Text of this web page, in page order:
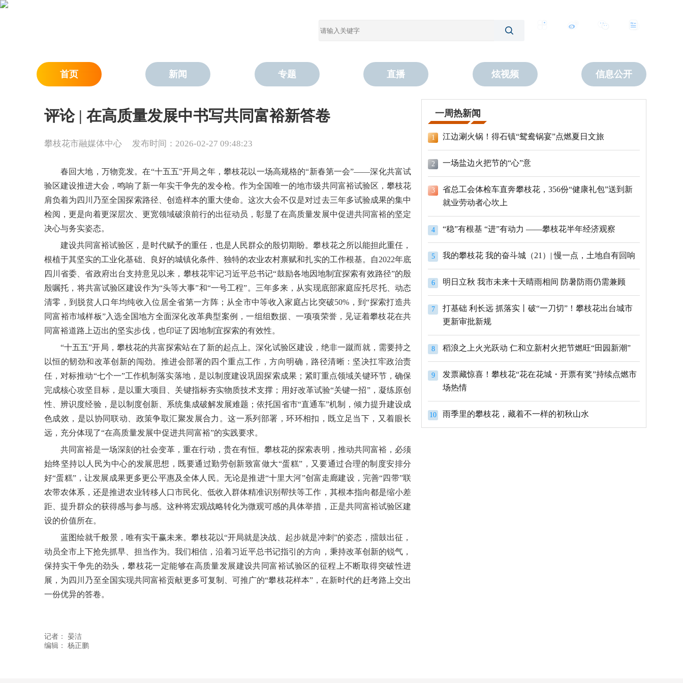
首页 新闻 专题 直播 炫视频 信息公开
评论 | 在高质量发展中书写共同富裕新答卷
攀枝花市融媒体中心 发布时间：2026-02-27 09:48:23
春回大地，万物竞发。在“十五五”开局之年，攀枝花以一场高规格的“新春第一会”——深化共富试
验区建设推进大会，鸣响了新一年实干争先的发令枪。作为全国唯一的地市级共同富裕试验区，攀枝花
肩负着为四川乃至全国探索路径、创造样本的重大使命。这次大会不仅是对过去三年多试验成果的集中
检阅，更是向着更深层次、更宽领域破浪前行的出征动员，彰显了在高质量发展中促进共同富裕的坚定
决心与务实姿态。
建设共同富裕试验区，是时代赋予的重任，也是人民群众的殷切期盼。攀枝花之所以能担此重任，
根植于其坚实的工业化基础、良好的城镇化条件、独特的农业农村禀赋和扎实的工作根基。自2022年底
四川省委、省政府出台支持意见以来，攀枝花牢记习近平总书记“鼓励各地因地制宜探索有效路径”的殷
殷嘱托，将共富试验区建设作为“头等大事”和“一号工程”。三年多来，从实现底部家庭应托尽托、动态
清零，到脱贫人口年均纯收入位居全省第一方阵；从全市中等收入家庭占比突破50%，到“探索打造共
同富裕市域样板”入选全国地方全面深化改革典型案例，一组组数据、一项项荣誉，见证着攀枝花在共
同富裕道路上迈出的坚实步伐，也印证了因地制宜探索的有效性。
“十五五”开局，攀枝花的共富探索站在了新的起点上。深化试验区建设，绝非一蹴而就，需要持之
以恒的韧劲和改革创新的闯劲。推进会部署的四个重点工作，方向明确，路径清晰：坚决扛牢政治责
任，对标推动“七个一”工作机制落实落地，是以制度建设巩固探索成果；紧盯重点领域关键环节，确保
完成核心攻坚目标，是以重大项目、关键指标夯实物质技术支撑；用好改革试验“关键一招”，凝练原创
性、辨识度经验，是以制度创新、系统集成破解发展难题；依托国省市“直通车”机制，倾力提升建设成
色成效，是以协同联动、政策争取汇聚发展合力。这一系列部署，环环相扣，既立足当下，又着眼长
远，充分体现了“在高质量发展中促进共同富裕”的实践要求。
共同富裕是一场深刻的社会变革，重在行动，贵在有恒。攀枝花的探索表明，推动共同富裕，必须
始终坚持以人民为中心的发展思想，既要通过勤劳创新致富做大“蛋糕”，又要通过合理的制度安排分
好“蛋糕”，让发展成果更多更公平惠及全体人民。无论是推进“十里大河”创富走廊建设，完善“四带”联
农带农体系，还是推进农业转移人口市民化、低收入群体精准识别帮扶等工作，其根本指向都是缩小差
距、提升群众的获得感与参与感。这种将宏观战略转化为微观可感的具体举措，正是共同富裕试验区建
设的价值所在。
蓝图绘就千般景，唯有实干赢未来。攀枝花以“开局就是决战、起步就是冲刺”的姿态，擂鼓出征，
动员全市上下抢先抓早、担当作为。我们相信，沿着习近平总书记指引的方向，秉持改革创新的锐气，
保持实干争先的劲头，攀枝花一定能够在高质量发展建设共同富裕试验区的征程上不断取得突破性进
展，为四川乃至全国实现共同富裕贡献更多可复制、可推广的“攀枝花样本”，在新时代的赶考路上交出
一份优异的答卷。
记者： 晏洁
编辑： 杨正鹏
一周热新闻
1 江边涮火锅！得石镇“鸳鸯锅宴”点燃夏日文旅
2 一场盐边火把节的“心”意
3
省总工会体检车直奔攀枝花，356份“健康礼包”送到新
就业劳动者心坎上
4 “稳”有根基 “进”有动力 ——攀枝花半年经济观察
5 我的攀枝花 我的奋斗城（21）| 慢一点，土地自有回响
6 明日立秋 我市未来十天晴雨相间 防暑防雨仍需兼顾
7
打基础 利长远 抓落实丨破“一刀切”！攀枝花出台城市
更新审批新规
8 稻浪之上火光跃动 仁和立新村火把节燃旺“田园新潮”
9
发票藏惊喜！攀枝花“花在花城・开票有奖”持续点燃市
场热情
10 雨季里的攀枝花，藏着不一样的初秋山水